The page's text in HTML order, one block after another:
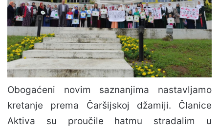
Obogaćeni novim saznanjima nastavljamo
kretanje prema Čaršijskoj džamiji. Članice
Aktiva su proučile hatmu stradalim u